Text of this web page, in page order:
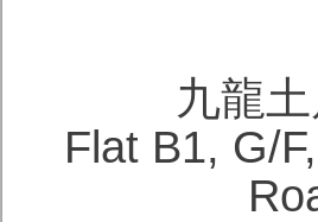
九龍
Flat B1, G/